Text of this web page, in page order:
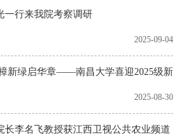
一行来我院考察调研
2025-09-04
新绿启华章——南昌大学喜迎2025级新生
2025-08-30
长李名飞教授获江西卫视公共农业频道